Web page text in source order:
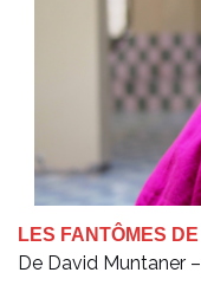
LES FANTÔMES
De David Muntaner